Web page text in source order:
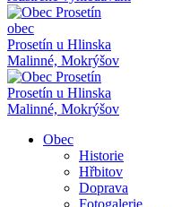
obec
Prosetín u Hlinska
Malinné, Mokrýšov
Prosetín u Hlinska
Malinné, Mokrýšov
Obec
Historie
Hřbitov
Doprava
Fotogalerie